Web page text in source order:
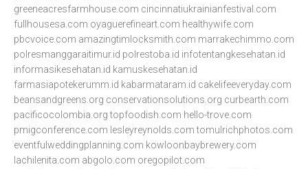
greeneacresfarmhouse.com cincinnatiukrainianfestival.com
fullhousesa.com oyaguerefineart.com healthywife.com
pbcvoice.com amazingtimlocksmith.com marrakechimmo.com
polresmanggaraitimur.id polrestoba.id infotentangkesehatan.id
informasikesehatan.id kamuskesehatan.id
farmasiapotekerumm.id kabarmataram.id cakelifeeveryday.com
beansandgreens.org conservationsolutions.org curbearth.com
pacificocolombia.org topfoodish.com hello-trove.com
pmigconference.com lesleyreynolds.com tomulrichphotos.com
eventfulweddingplanning.com kowloonbaybrewery.com
lachilenita.com abgolo.com oregopilot.com